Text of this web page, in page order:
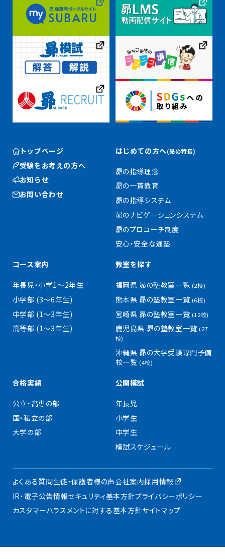
トップページ
受験をお考えの方へ
お知らせ
お問い合わせ
はじめての方へ(昴の特長)
昴の指導理念
昴の一貫教育
昴の指導システム
昴のナビゲーションシステム
昴のプロコーチ制度
安心・安全な通塾
コース案内
年長児・小学1〜2年生
小学部 (3〜6年生)
中学部 (1〜3年生)
高等部 (1〜3年生)
教室を探す
福岡県 昴の塾教室一覧 (2校)
熊本県 昴の塾教室一覧 (6校)
宮崎県 昴の塾教室一覧 (12校)
鹿児島県 昴の塾教室一覧(27
校)
沖縄県 昴の大学受験専門予備
校一覧 (4校)
合格実績
公立・高専の部
国・私立の部
大学の部
公開模試
年長児
小学生
中学生
模試スケジュール
よくある質問生徒・保護者様の声会社案内採用情報
IR・電子公告情報セキュリティ基本方針プライバシーポリシー
カスタマーハラスメントに対する基本方針サイトマップ